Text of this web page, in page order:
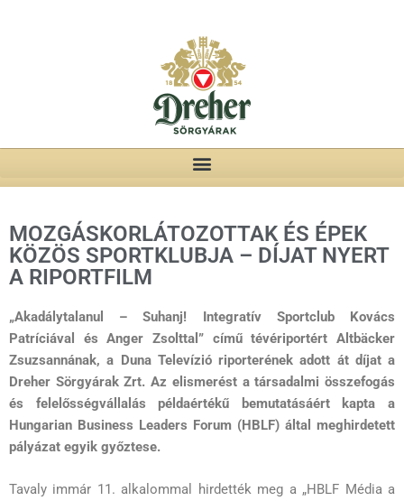
MOZGÁSKORLÁTOZOTTAK ÉS ÉPEK
KÖZÖS SPORTKLUBJA – DÍJAT NYERT
A RIPORTFILM
„Akadálytalanul – Suhanj! Integratív Sportclub Kovács
Patríciával és Anger Zsolttal” című tévériportért Altbäcker
Zsuzsannának, a Duna Televízió riporterének adott át díjat a
Dreher Sörgyárak Zrt. Az elismerést a társadalmi összefogás
és felelősségvállalás példaértékű bemutatásáért kapta a
Hungarian Business Leaders Forum (HBLF) által meghirdetett
pályázat egyik győztese.
Tavaly immár 11. alkalommal hirdették meg a „HBLF Média a